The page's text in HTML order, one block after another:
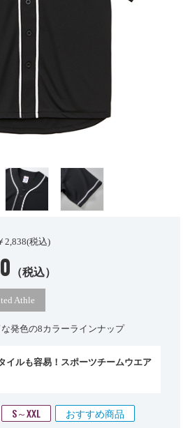
2,838(税込)
（税込）
Athle
発色の8カラーラインナップ
イルも容易！スポーツチームウエア
S～XXL おすすめ商品